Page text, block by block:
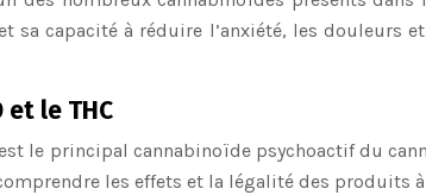
sa capacité à réduire l’anxiété, les
le THC
le principal cannabinoïde psychoactif du
les effets et la légalité des produits